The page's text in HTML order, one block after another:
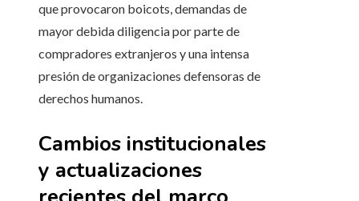
que provocaron boicots, demandas de
mayor debida diligencia por parte de
compradores extranjeros y una intensa
presión de organizaciones defensoras de
derechos humanos.
Cambios institucionales
y actualizaciones